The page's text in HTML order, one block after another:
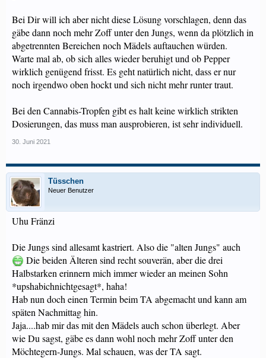
Bei Dir will ich aber nicht diese Lösung vorschlagen, denn das
gäbe dann noch mehr Zoff unter den Jungs, wenn da plötzlich in
abgetrennten Bereichen noch Mädels auftauchen würden.
Warte mal ab, ob sich alles wieder beruhigt und ob Pepper
wirklich genügend frisst. Es geht natürlich nicht, dass er nur
noch irgendwo oben hockt und sich nicht mehr runter traut.
Bei den Cannabis-Tropfen gibt es halt keine wirklich strikten
Dosierungen, das muss man ausprobieren, ist sehr individuell.
30. Juni 2021
Tüsschen
Neuer Benutzer
Uhu Fränzi
Die Jungs sind allesamt kastriert. Also die "alten Jungs" auch
Die beiden Älteren sind recht souverän, aber die drei
Halbstarken erinnern mich immer wieder an meinen Sohn
*upshabichnichtgesagt*, haha!
Hab nun doch einen Termin beim TA abgemacht und kann am
späten Nachmittag hin.
Jaja....hab mir das mit den Mädels auch schon überlegt. Aber
wie Du sagst, gäbe es dann wohl noch mehr Zoff unter den
Möchtegern-Jungs. Mal schauen, was der TA sagt.